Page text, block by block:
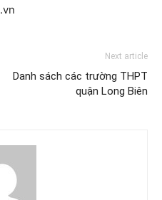
Next article
Danh sách các trường THPT
quận Long Biên